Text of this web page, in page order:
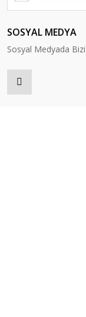
SOSYAL MEDYA
Sosyal Medyada